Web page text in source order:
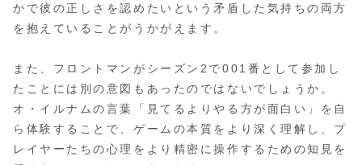
かで彼の正しさを認めたいという矛盾した気持ちの両方
を抱えていることがうかがえます。
また、フロントマンがシーズン2で001番として参加し
たことには別の意図もあったのではないでしょうか。
オ・イルナムの言葉「見てるよりやる方が面白い」を自
ら体験することで、ゲームの本質をより深く理解し、プ
レイヤーたちの心理をより精密に操作するための知見を